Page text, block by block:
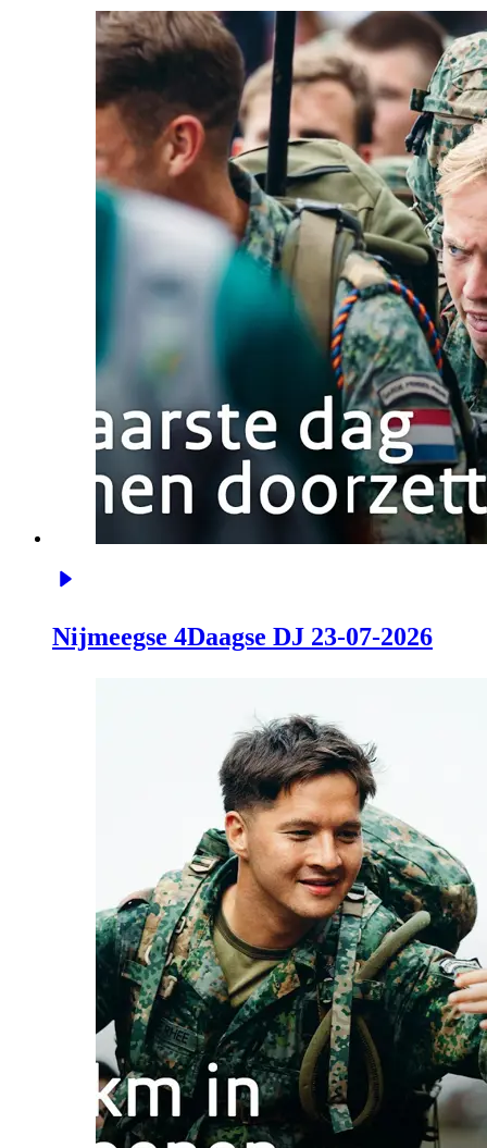
Nijmeegse 4Daagse DJ 23-07-2026